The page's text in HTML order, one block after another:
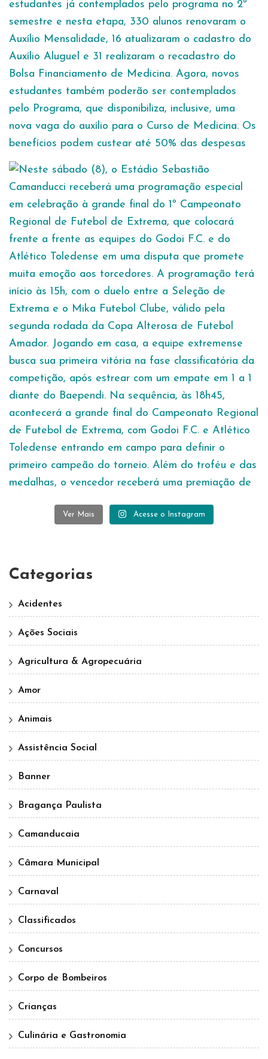
Ver Mais Acesse o Instagram
Categorias
Acidentes
Ações Sociais
Agricultura & Agropecuária
Amor
Animais
Assistência Social
Banner
Bragança Paulista
Camanducaia
Câmara Municipal
Carnaval
Classificados
Concursos
Corpo de Bombeiros
Crianças
Culinária e Gastronomia